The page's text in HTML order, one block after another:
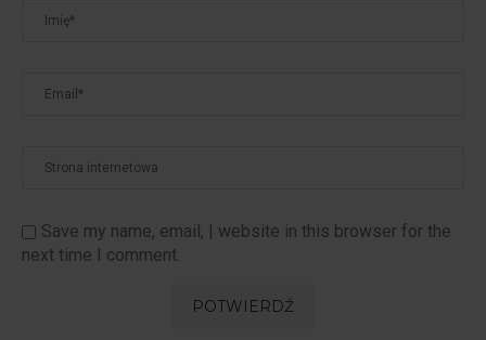
Save my name, email, | website in this browser for the
next time I comment.